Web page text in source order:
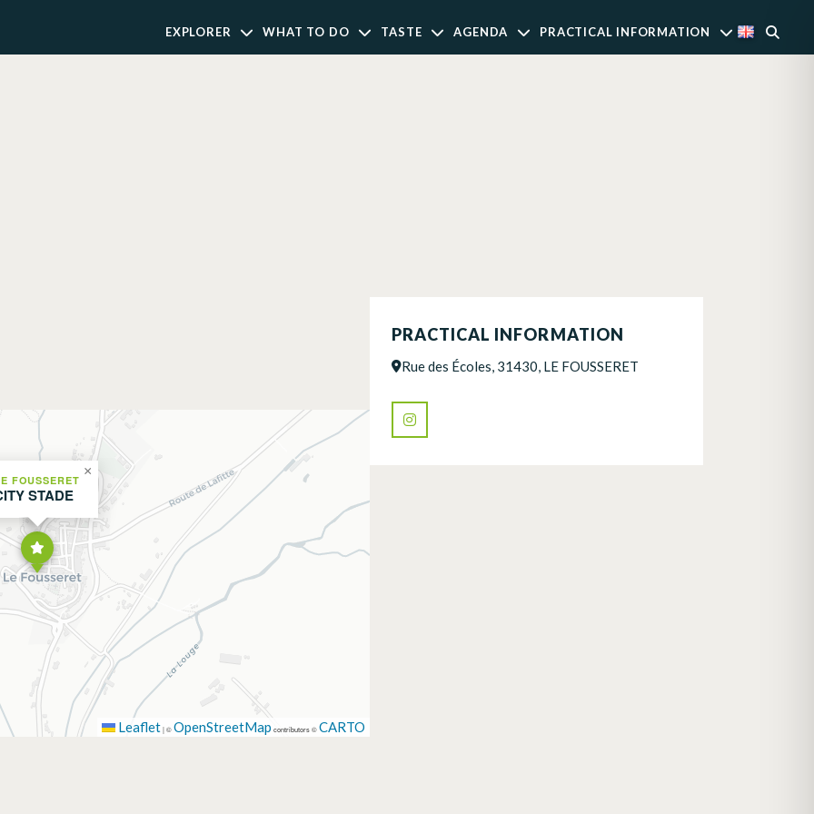
EXPLORER WHAT TO DO TASTE AGENDA PRACTICAL INFORMATION
FOUSSERET
STADE
×
Leaflet |©OpenStreetMap contributors ©CARTO
PRACTICAL INFORMATION
Rue des Écoles, 31430, LE FOUSSERET